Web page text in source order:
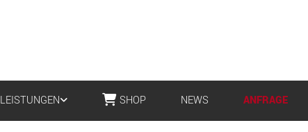
LEISTUNGEN SHOP NEWS ANFRAGE